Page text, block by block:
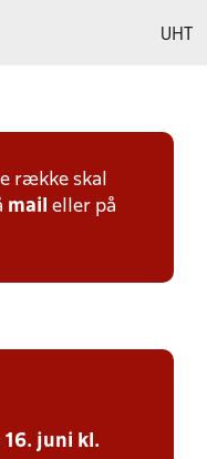
UHT
række skal
mail eller på
juni kl.